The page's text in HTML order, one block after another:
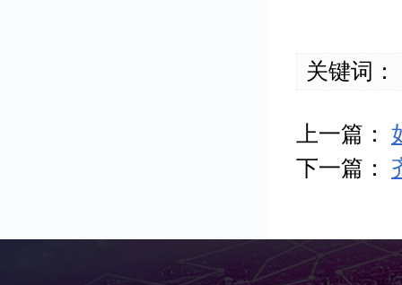
关键词：
上一篇：
下一篇：